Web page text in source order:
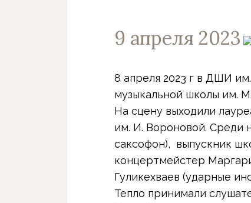
9 апреля 2023
8 апреля 2023 г в ДШИ
музыкальной школы им.
На сцену выходили
им. И. Вороновой. Среди
саксофон), выпускник
концертмейстер
Гуликехваев (ударные
Тепло принимали